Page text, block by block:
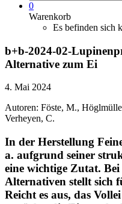
0
Warenkorb
Es befinden sich
b+b-2024-02-
Alternative zum Ei
4. Mai 2024
Autoren: Föste, M.,
Verheyen, C.
In der Herstellung
a. aufgrund seiner
eine wichtige Zutat.
Alternativen stellt sich
Reicht es aus, das